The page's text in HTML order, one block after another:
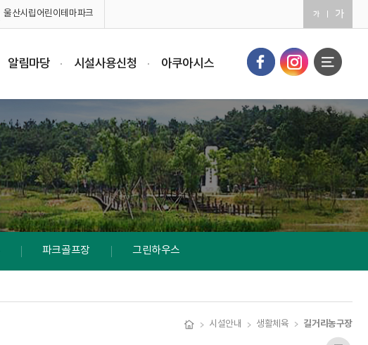
울산시립어린이테마파크
알림마당 시설사용신청 아쿠아시스
파크골프장 그린하우스
시설안내 생활체육 길거리농구장